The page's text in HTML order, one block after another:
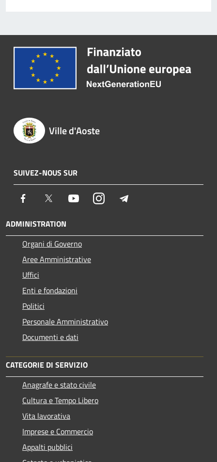
Ville d'Aoste
SUIVEZ-NOUS SUR
Facebook Twitter YoutubeInstagram
ADMINISTRATION
Organi di Governo
Aree Amministrative
Uffici
Enti e fondazioni
Politici
Personale Amministrativo
Documenti e dati
CATEGORIE DI SERVIZIO
Anagrafe e stato civile
Cultura e Tempo Libero
Vita lavorativa
Imprese e Commercio
Appalti pubblici